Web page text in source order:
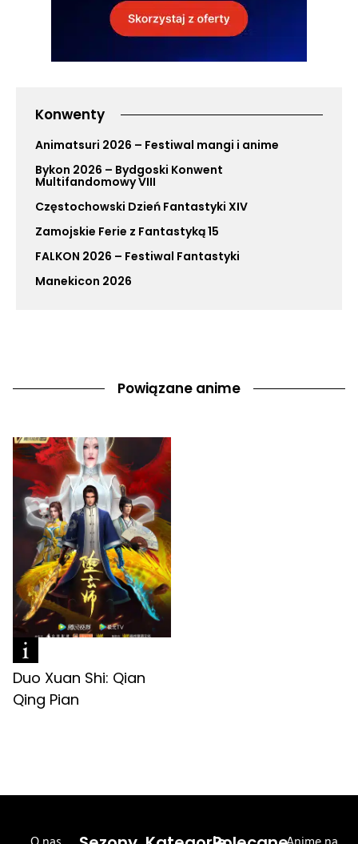
Konwenty
Animatsuri 2026 – Festiwal mangi i anime
Bykon 2026 – Bydgoski Konwent
Multifandomowy VIII
Częstochowski Dzień Fantastyki XIV
Zamojskie Ferie z Fantastyką 15
FALKON 2026 – Festiwal Fantastyki
Manekicon 2026
Powiązane anime
Duo Xuan Shi: Qian
Qing Pian